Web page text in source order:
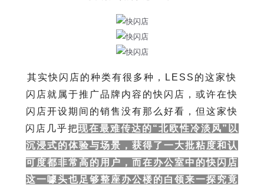
其实快闪店的种类有很多种，LESS的这家快
闪店就属于推广品牌内容的快闪店，或许在快
闪店开设期间的销售没有那么好看，但这家快
闪店几乎把现在最难传达的“北欧性冷淡风”以
沉浸式的体验与场景，获得了一大批粘度和认
可度都非常高的用户，而在办公室中的快闪店
这一噱头也足够整座办公楼的白领来一探究竟